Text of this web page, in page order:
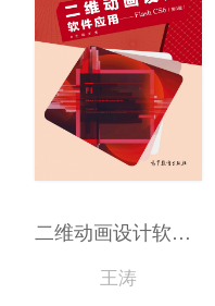
二维动画设计软件应用——Flash CS6（第3版）
王涛